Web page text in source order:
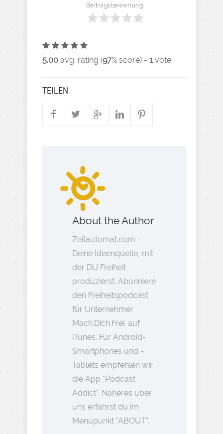
Beitragsbewertung
5.00 avg. rating (97% score) - 1vote
TEILEN
About the Author
Zeitautomat.com -
Deine Ideenquelle, mit
der DU Freiheit
produzierst. Abonniere
den Freiheitspodcast
für Unternehmer
Mach.Dich.Frei. auf
iTunes. Für Android-
Smartphones und -
Tablets empfehlen wir
die App "Podcast
Addict". Näheres über
uns erfährst du im
Menüpunkt "ABOUT".